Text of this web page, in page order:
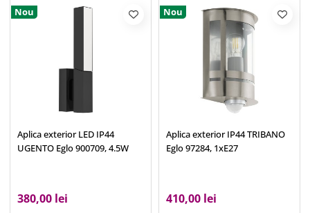
Nou
Aplica exterior LED IP44
UGENTO Eglo 900709, 4.5W
380,00 lei
Nou
Aplica exterior IP44 TRIBANO
Eglo 97284, 1xE27
410,00 lei